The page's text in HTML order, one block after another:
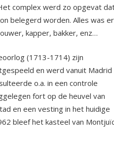
complex werd zo opgevat
belegerd worden. Alles was er
kapper, bakker, enz…
(1713-1714) zijn
en werd vanuit Madrid
o.a. in een controle
fort op de heuvel van
en een vesting in het huidige
bleef het kasteel van